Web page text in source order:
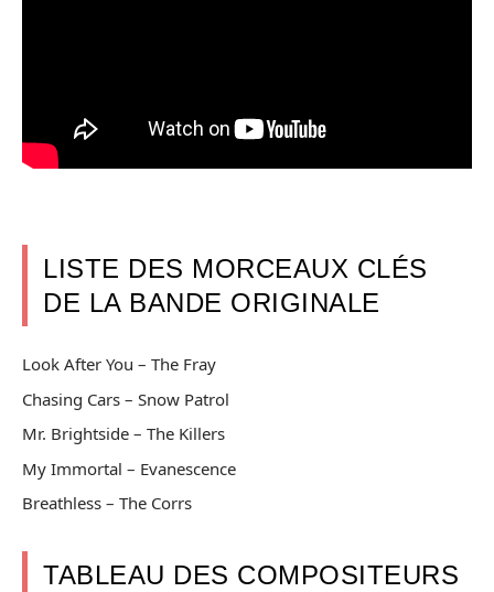
LISTE DES MORCEAUX CLÉS
DE LA BANDE ORIGINALE
Look After You – The Fray
Chasing Cars – Snow Patrol
Mr. Brightside – The Killers
My Immortal – Evanescence
Breathless – The Corrs
TABLEAU DES COMPOSITEURS